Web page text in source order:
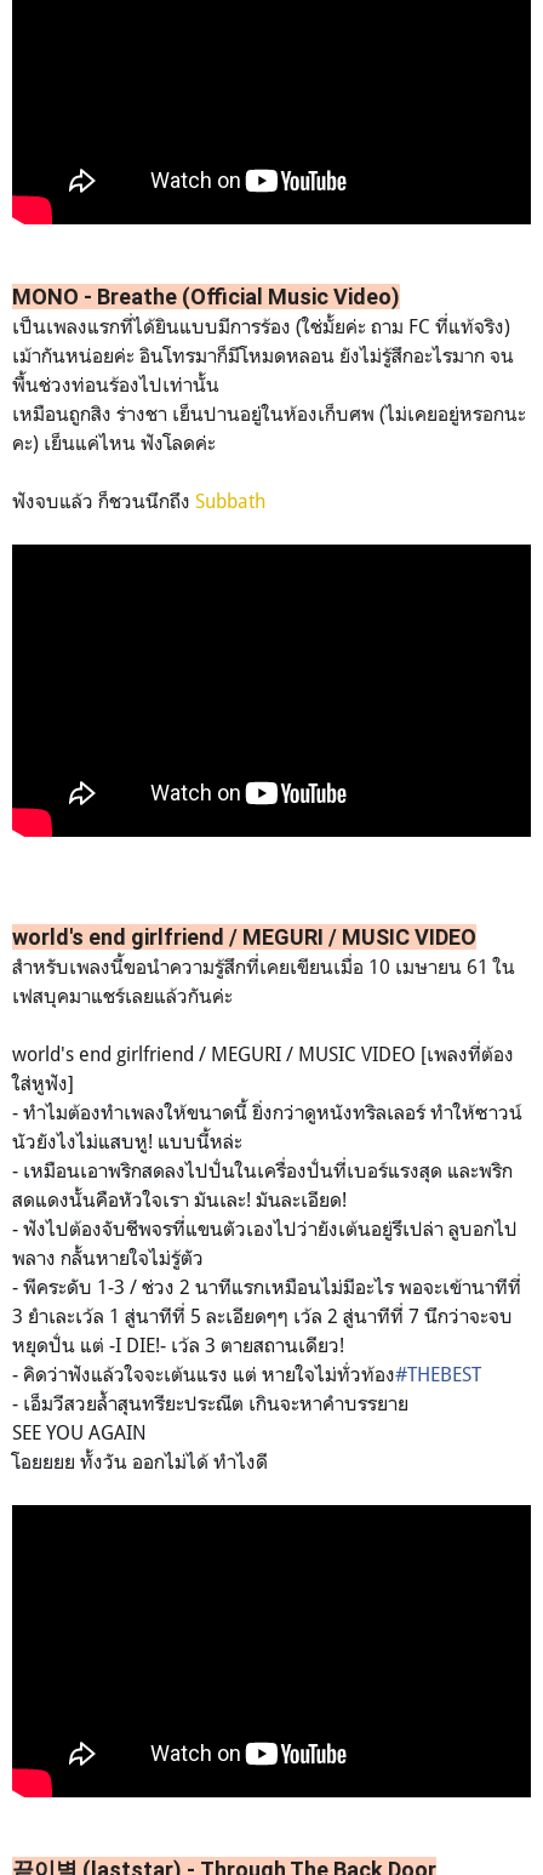
MONO - Breathe (Official Music Video)
เป็นเพลงแรกที่ได้ยินแบบมีการร้อง (ใช่มั้ยค่ะ ถาม FC ที่แท้จริง)
เม้ากันหน่อยค่ะ อินโทรมาก็มีโหมดหลอน ยังไม่รู้สึกอะไรมาก จน
พื้นช่วงท่อนร้องไปเท่านั้น
เหมือนถูกสิง ร่างชา เย็นปานอยู่ในห้องเก็บศพ (ไม่เคยอยู่หรอกนะ
คะ) เย็นแค่ไหน ฟังโลดค่ะ
ฟังจบแล้ว ก็ชวนนึกถึง Subbath
world's end girlfriend / MEGURI / MUSIC VIDEO
สำหรับเพลงนี้ขอนำความรู้สึกที่เคยเขียนเมื่อ 10 เมษายน 61 ใน
เฟสบุคมาแชร์เลยแล้วกันค่ะ
world's end girlfriend / MEGURI / MUSIC VIDEO [เพลงที่ต้อง
ใส่หูฟัง]
- ทำไมต้องทำเพลงให้ขนาดนี้ ยิ่งกว่าดูหนังทริลเลอร์ ทำให้ซาวน์
นัวยังไงไม่แสบหู! แบบนี้หล่ะ
- เหมือนเอาพริกสดลงไปปั่นในเครื่องปั่นที่เบอร์แรงสุด และพริก
สดแดงนั้นคือหัวใจเรา มันเละ! มันละเอียด!
- ฟังไปต้องจับชีพจรที่แขนตัวเองไปว่ายังเต้นอยู่รึเปล่า ลูบอกไป
พลาง กลั้นหายใจไม่รู้ตัว
- พีคระดับ 1-3 / ช่วง 2 นาทีแรกเหมือนไม่มีอะไร พอจะเข้านาทีที่
3 ยำเละเว้ล 1 สู่นาทีที่ 5 ละเอียดๆๆ เว้ล 2 สู่นาทีที่ 7 นึกว่าจะจบ
หยุดปั่น แต่ -I DIE!- เว้ล 3 ตายสถานเดียว!
- คิดว่าฟังแล้วใจจะเต้นแรง แต่ หายใจไม่ทั่วท้อง#THEBEST
- เอ็มวีสวยล้ำสุนทรียะประณีต เกินจะหาคำบรรยาย
SEE YOU AGAIN
โอยยยย ทั้งวัน ออกไม่ได้ ทำไงดี
끝이별 (laststar) - Through The Back Door